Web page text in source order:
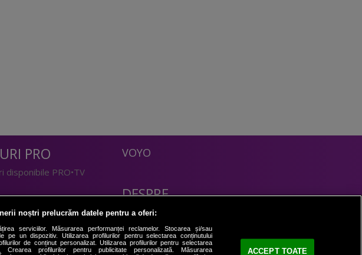
PRO
disponibile PRO•TV
de Bine
VOYO
DESPRE
Politica Confidentialitate
Contact
noștri prelucrăm datele pentru a oferi:
serviciilor. Măsurarea performanței reclamelor. Stocarea și/sau
pe un dispozitiv. Utilizarea profilurilor pentru selectarea conținutului
de conținut personalizat. Utilizarea profilurilor pentru selectarea
Crearea profilurilor pentru publicitate personalizată. Măsurarea
ACCEPT TOATE